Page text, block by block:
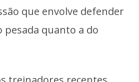
que envolve defender
pesada quanto a do